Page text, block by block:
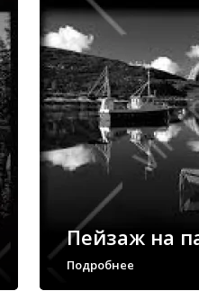
Пейзаж на
Подробнее